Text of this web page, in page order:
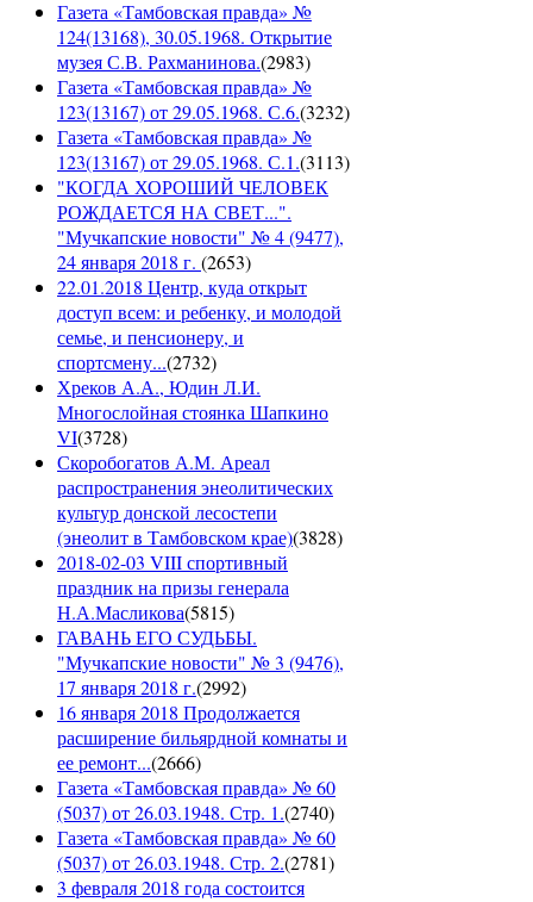
Газета «Тамбовская правда» №
124(13168), 30.05.1968. Открытие
музея С.В. Рахманинова.(2983)
Газета «Тамбовская правда» №
123(13167) от 29.05.1968. С.6.(3232)
Газета «Тамбовская правда» №
123(13167) от 29.05.1968. С.1.(3113)
"КОГДА ХОРОШИЙ ЧЕЛОВЕК
РОЖДАЕТСЯ НА СВЕТ...".
"Мучкапские новости" № 4 (9477),
24 января 2018 г. (2653)
22.01.2018 Центр, куда открыт
доступ всем: и ребенку, и молодой
семье, и пенсионеру, и
спортсмену...(2732)
Хреков А.А., Юдин Л.И.
Многослойная стоянка Шапкино
VI(3728)
Скоробогатов А.М. Ареал
распространения энеолитических
культур донской лесостепи
(энеолит в Тамбовском крае)(3828)
2018-02-03 VIII спортивный
праздник на призы генерала
Н.А.Масликова(5815)
ГАВАНЬ ЕГО СУДЬБЫ.
"Мучкапские новости" № 3 (9476),
17 января 2018 г.(2992)
16 января 2018 Продолжается
расширение бильярдной комнаты и
ее ремонт...(2666)
Газета «Тамбовская правда» № 60
(5037) от 26.03.1948. Стр. 1.(2740)
Газета «Тамбовская правда» № 60
(5037) от 26.03.1948. Стр. 2.(2781)
3 февраля 2018 года состоится